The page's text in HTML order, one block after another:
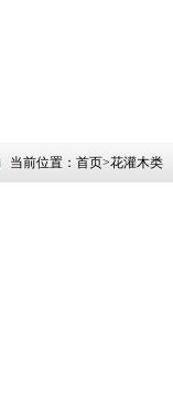
当前位置：首页>花灌木类